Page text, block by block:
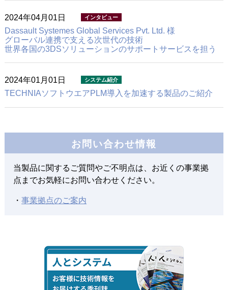
2024年04月01日
Dassault Systemes Global Services Pvt. Ltd. 様
グローバル連携で支える次世代の技術
世界各国の3DSソリューションのサポートサービスを担う
2024年01月01日
TECHNIAソフトウエアPLM導入を加速する製品のご紹介
TECHNIAソフトウエア3D製品・部品、図面同士の比較ツー
ルxCompareのご紹介
2021年07月10日
製造ソリューション事業部
CADデータ管理課題解決のご提案
～3DEXPERIENCEの活用例～
2020年01月01日
お問い合わせ情報
当製品に関するご質問やご不明点は、お近くの事業拠
点までお気軽にお問い合わせください。
・事業拠点のご案内